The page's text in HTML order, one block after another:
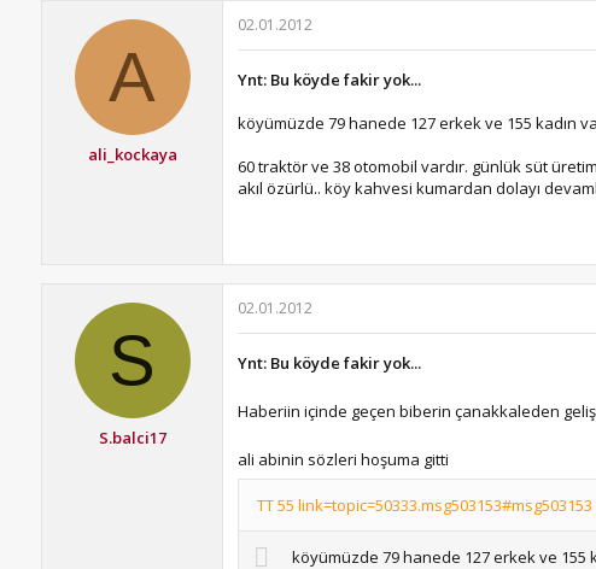
A
ali_kockaya
02.01.2012
Ynt: Bu köyde fakir yok...
köyümüzde 79 hanede 127 erkek ve 155 kadın
60 traktör ve 38 otomobil vardır. günlük süt
akıl özürlü.. köy kahvesi kumardan dolayı
S
S.balci17
02.01.2012
Ynt: Bu köyde fakir yok...
Haberiin içinde geçen biberin çanakkaleden
ali abinin sözleri hoşuma gitti
TT 55 link=topic=50333.msg503153#msg503153
köyümüzde 79 hanede 127 erkek ve 155